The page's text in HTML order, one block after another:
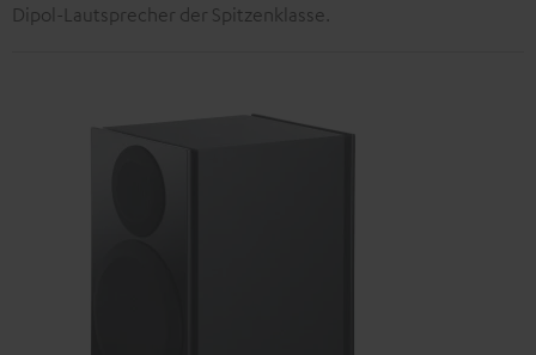
Dipol-Lautsprecher der Spitzenklasse.